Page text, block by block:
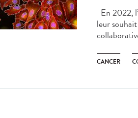
En 2022,
leur
CANCER